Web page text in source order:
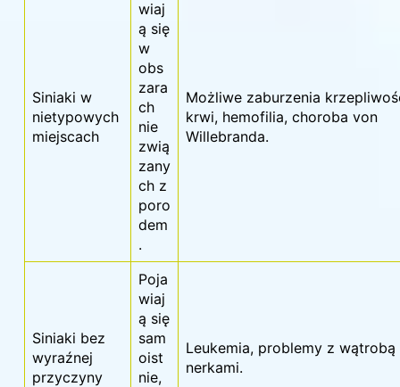
Siniaki w
nietypowych
miejscach
wiaj
ą się
w
obs
zara
ch
nie
zwią
zany
ch z
poro
dem
.
Możliwe zaburzenia
krwi, hemofilia, choroba von
Willebranda.
Siniaki bez
wyraźnej
przyczyny
Poja
wiaj
ą się
sam
oist
nie,
Leukemia, problemy z wątrobą
nerkami.